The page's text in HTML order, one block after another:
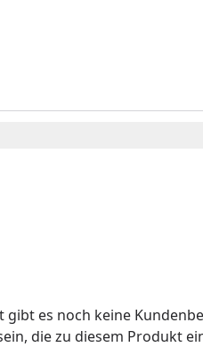
gibt es noch keine
die zu diesem Produkt